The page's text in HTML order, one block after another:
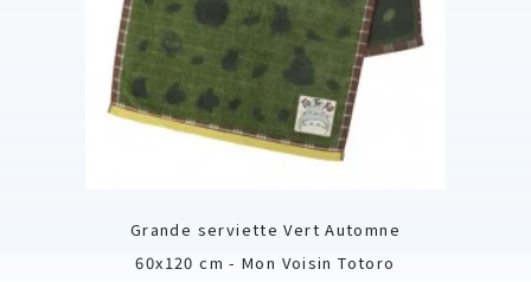
Grande serviette Vert Automne
60x120 cm - Mon Voisin Totoro